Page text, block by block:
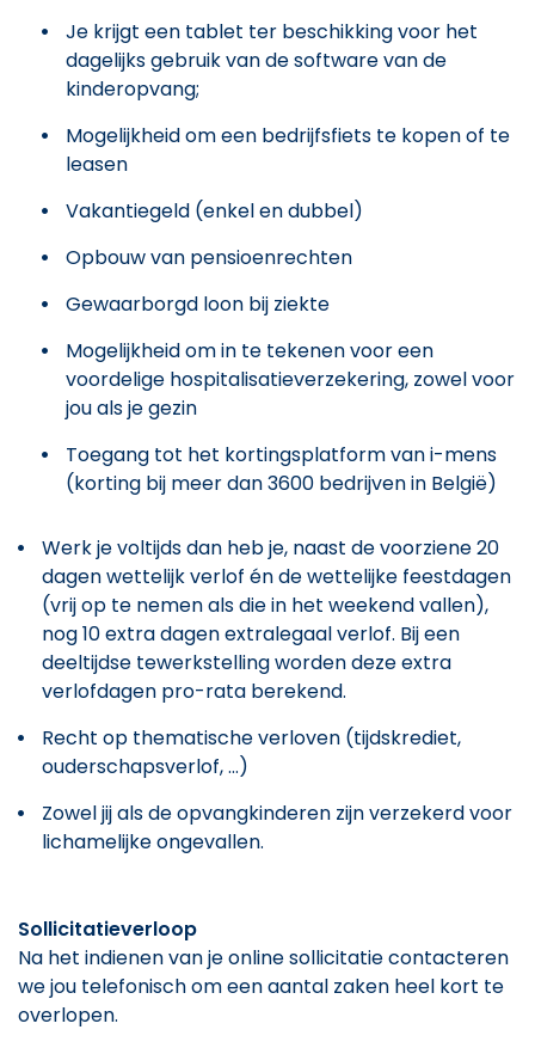
Je krijgt een tablet ter beschikking voor het
dagelijks gebruik van de software van de
kinderopvang;
Mogelijkheid om een bedrijfsfiets te kopen of te
leasen
Vakantiegeld (enkel en dubbel)
Opbouw van pensioenrechten
Gewaarborgd loon bij ziekte
Mogelijkheid om in te tekenen voor een
voordelige hospitalisatieverzekering, zowel voor
jou als je gezin
Toegang tot het kortingsplatform van i-mens
(korting bij meer dan 3600 bedrijven in België)
Werk je voltijds dan heb je, naast de voorziene 20
dagen wettelijk verlof én de wettelijke feestdagen
(vrij op te nemen als die in het weekend vallen),
nog 10 extra dagen extralegaal verlof. Bij een
deeltijdse tewerkstelling worden deze extra
verlofdagen pro-rata berekend.
Recht op thematische verloven (tijdskrediet,
ouderschapsverlof, ...)
Zowel jij als de opvangkinderen zijn verzekerd voor
lichamelijke ongevallen.
Sollicitatieverloop
Na het indienen van je online sollicitatie contacteren
we jou telefonisch om een aantal zaken heel kort te
overlopen.